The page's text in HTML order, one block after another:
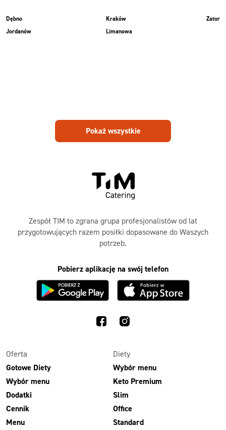
Dębno
Jordanów
Kraków
Limanowa
Zator
Pokaż wszystkie
Zespół TIM to zgrana grupa profesjonalistów od lat
przygotowujących razem posiłki dopasowane do Waszych
potrzeb.
Pobierz aplikację na swój telefon
Oferta
Gotowe Diety
Wybór menu
Dodatki
Cennik
Menu
Diety
Wybór menu
Keto Premium
Slim
Office
Standard